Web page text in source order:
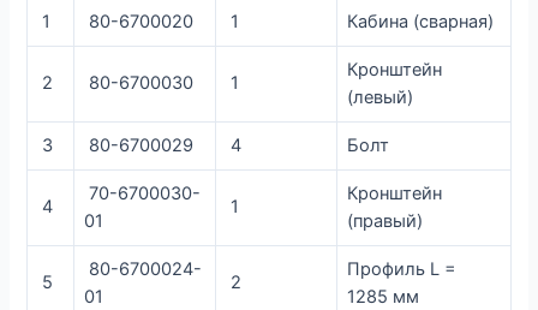
1 80-6700020 1 Кабина (сварная)
2 80-6700030 1
Кронштейн
(левый)
3 80-6700029 4 Болт
4
70-6700030-
01
1
Кронштейн
(правый)
5
80-6700024-
01
2
Профиль L =
1285 мм